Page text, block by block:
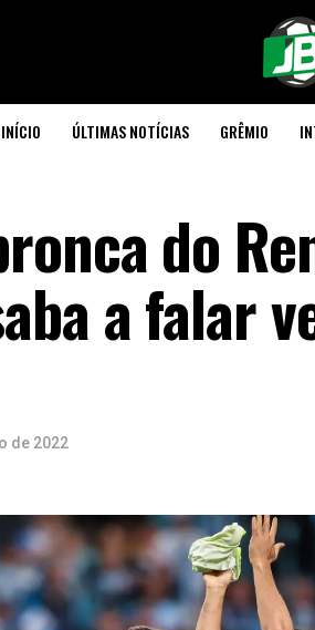
INÍCIO ÚLTIMAS NOTÍCIAS GRÊMIO
do
a falar
de 2022